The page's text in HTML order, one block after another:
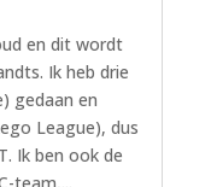
en dit wordt
Ik heb drie
gedaan en
League), dus
Ik ben ook de